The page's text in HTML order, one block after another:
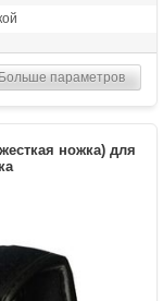
бесступенчатой
ленты
Больше параметров
ножка) для